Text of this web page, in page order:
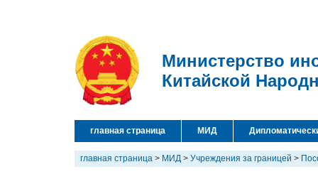
Министерство
Китайской
главная страница МИД
главная страница > МИД > Учреждения за границей >